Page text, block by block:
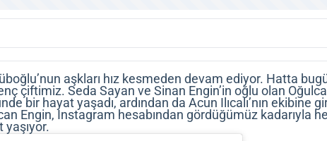
aşkları hız kesmeden devam ediyor. Hatta
çiftimiz. Seda Sayan ve Sinan Engin’in oğlu olan
bir hayat yaşadı, ardından da Acun Ilıcalı’nın ekibine
Engin, Instagram hesabından gördüğümüz kadarıyla